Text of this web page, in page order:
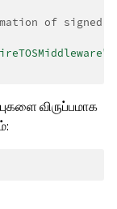
of signed
விருப்பமாக